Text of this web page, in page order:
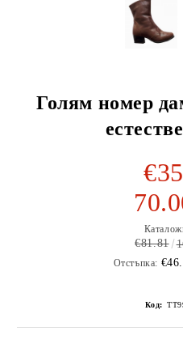
Голям номер
€81.81
Отстъпка:
Код: